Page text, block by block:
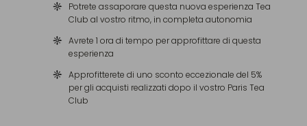
Potrete assaporare questa nuova esperienza Tea
Club al vostro ritmo, in completa autonomia
Avrete 1 ora di tempo per approfittare di questa
esperienza
Approfitterete di uno sconto eccezionale del 5%
per gli acquisti realizzati dopo il vostro Paris Tea
Club